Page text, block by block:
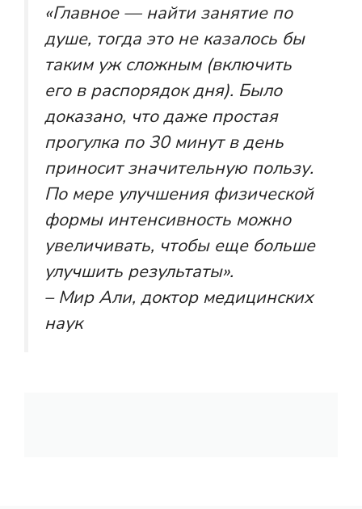
«Главное — найти занятие по
душе, тогда это не казалось бы
таким уж сложным (включить
его в распорядок дня). Было
доказано, что даже простая
прогулка по 30 минут в день
приносит значительную пользу.
По мере улучшения физической
формы интенсивность можно
увеличивать, чтобы еще больше
улучшить результаты».
– Мир Али, доктор медицинских
наук